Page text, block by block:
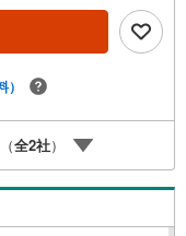
ター店まで徒歩7分・
簡易郵便局まで徒歩9
・上伊集院駅まで徒歩4
あれば近隣の資料をお
可能です 【中古×リフ
ンストップでご提供で
で、現金買取り致しま
中です お家のことな
）
全2社）